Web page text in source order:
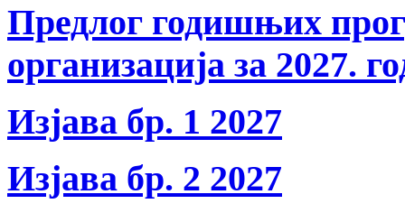
Предлог годишњих
организација за 2027.
Изјава бр. 1 2027
Изјава бр. 2 2027